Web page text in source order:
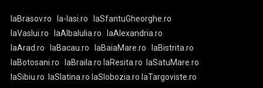
laBrasov.ro la-Iasi.ro
laSfantuGheorghe.ro
laVaslui.ro
laAlbaIulia.ro
laAlexandria.ro
laArad.ro
laBacau.ro laBaiaMare.ro
laBistrita.ro
laBotosani.ro
laBraila.ro laResita.ro
laSatuMare.ro
laSibiu.ro
laSlatina.ro laSlobozia.ro laTargoviste.ro